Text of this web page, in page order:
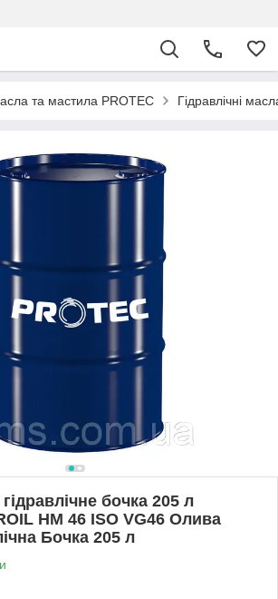
та мастила PROTEC Гідравлічні
бочка 205 л
HM 46 ISO VG46 Олива
Бочка 205 л